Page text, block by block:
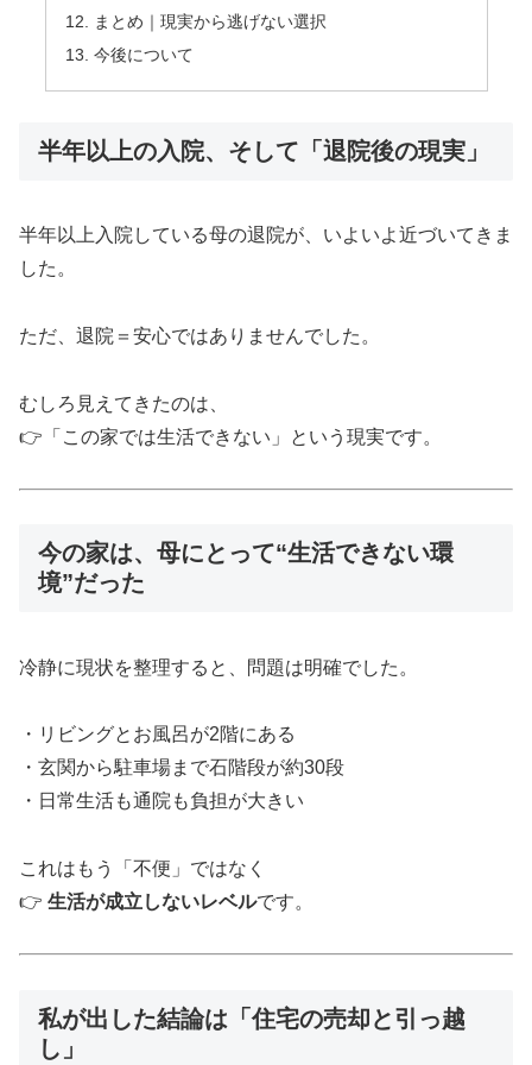
まとめ｜現実から逃げない選択
今後について
半年以上の入院、そして「退院後の現実」
半年以上入院している母の退院が、いよいよ近づいてきま
した。
ただ、退院＝安心ではありませんでした。
むしろ見えてきたのは、
👉「この家では生活できない」という現実です。
今の家は、母にとって“生活できない環
境”だった
冷静に現状を整理すると、問題は明確でした。
・リビングとお風呂が2階にある
・玄関から駐車場まで石階段が約30段
・日常生活も通院も負担が大きい
これはもう「不便」ではなく
👉 生活が成立しないレベルです。
私が出した結論は「住宅の売却と引っ越
し」